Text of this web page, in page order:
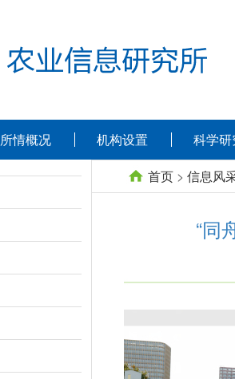
所情概况 机构设置 科学
首页 > 信息风
“同